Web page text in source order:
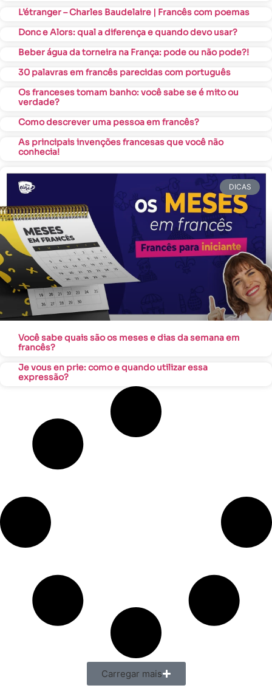
L’étranger – Charles Baudelaire | Francês com poemas
Donc e Alors: qual a diferença e quando devo usar?
Beber água da torneira na França: pode ou não pode?!
30 palavras em francês parecidas com português
Os franceses tomam banho: você sabe se é mito ou
verdade?
Como descrever uma pessoa em francês?
As principais invenções francesas que você não
conhecia!
DICAS
Você sabe quais são os meses e dias da semana em
francês?
Je vous en prie: como e quando utilizar essa
expressão?
Carregar mais